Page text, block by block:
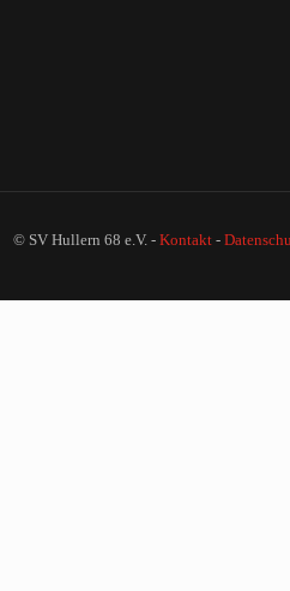
© SV Hullern 68 e.V. - Kontakt -